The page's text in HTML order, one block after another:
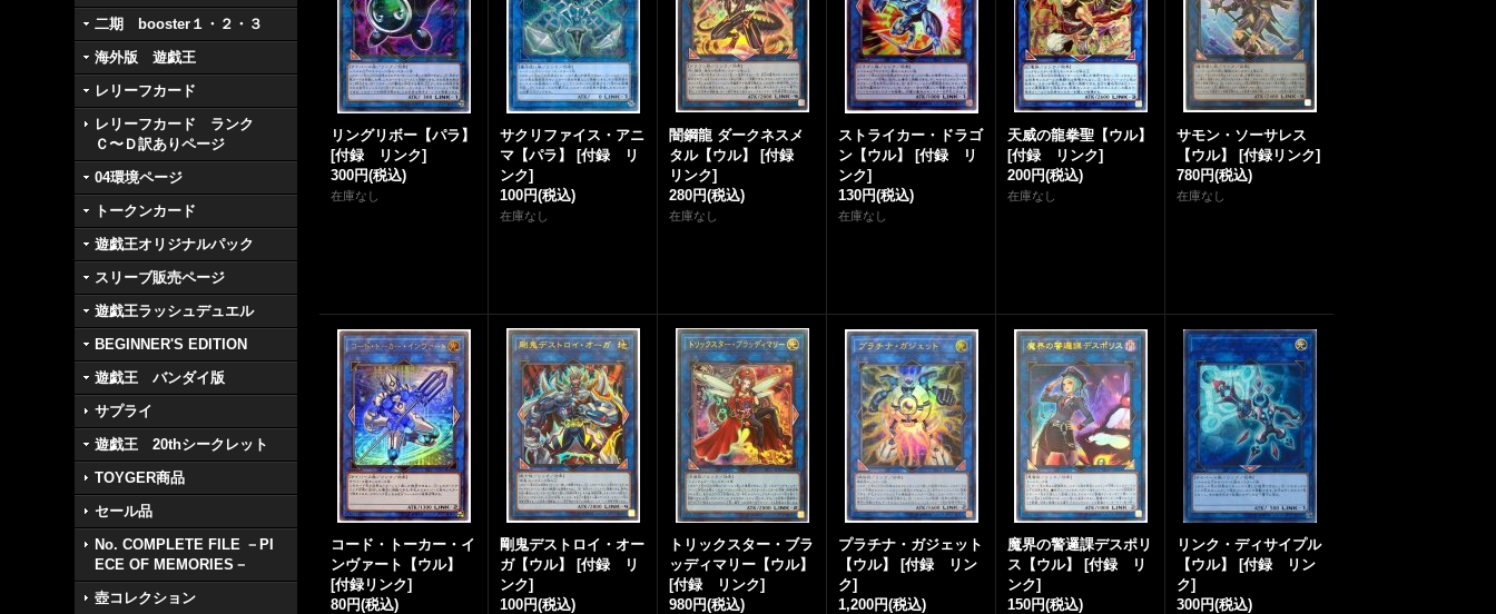
二期 booster１・２・３
海外版 遊戯王
レリーフカード
レリーフカード ランク
Ｃ〜Ｄ訳ありページ
04環境ページ
トークンカード
遊戯王オリジナルパック
スリーブ販売ページ
遊戯王ラッシュデュエル
BEGINNER'S EDITION
遊戯王 バンダイ版
サプライ
遊戯王 20thシークレット
TOYGER商品
セール品
No. COMPLETE FILE －PI
ECE OF MEMORIES－
壺コレクション
リングリボー【パラ】
[付録 リンク]
300円(税込)
在庫なし
サクリファイス・アニ
マ【パラ】
[付録 リ
ンク]
100円(税込)
在庫なし
闇鋼龍 ダークネスメ
タル【ウル】
[付録
リンク]
280円(税込)
在庫なし
ストライカー・ドラゴ
ン【ウル】
[付録 リ
ンク]
130円(税込)
在庫なし
天威の龍拳聖【ウル】
[付録 リンク]
200円(税込)
在庫なし
サモン・ソーサレス
【ウル】
[付録リンク]
780円(税込)
在庫なし
コード・トーカー・イ
ンヴァート【ウル】
[付録リンク]
80円(税込)
剛鬼デストロイ・オー
ガ【ウル】
[付録 リ
ンク]
100円(税込)
トリックスター・ブラ
ッディマリー【ウル】
[付録 リンク]
980円(税込)
プラチナ・ガジェット
【ウル】
[付録 リン
ク]
1,200円(税込)
魔界の警邏課デスポリ
ス【ウル】
[付録 リ
ンク]
150円(税込)
リンク・ディサイプル
【ウル】
[付録 リン
ク]
300円(税込)